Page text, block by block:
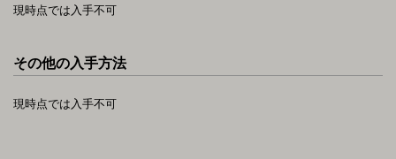
現時点では入手不可
その他の入手方法
現時点では入手不可